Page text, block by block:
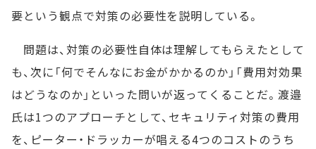
要という観点で対策の必要性を説明している。
問題は、対策の必要性自体は理解してもらえたとして
も、次に「何でそんなにお金がかかるのか」「費用対効果
はどうなのか」といった問いが返ってくることだ。渡邉
氏は1つのアプローチとして、セキュリティ対策の費用
を、ピーター・ドラッカーが唱える4つのコストのうち